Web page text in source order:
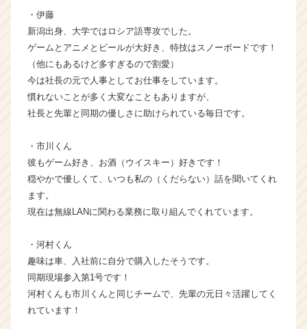
|
ン
チ
ャ
ー・
成
か
ら
カ
が
く
就
・伊藤
新潟出身、大学ではロシア語専攻でした。
ゲームとアニメとビールが大好き、特技はスノーボードです！
（他にもあるけど多すぎるので割愛）
今は社長の元で人事としてお仕事をしています。
慣れないことが多く大変なこともありますが、
社長と先輩と同期の優しさに助けられている毎日です。
・市川くん
彼もゲーム好き、お酒（ウイスキー）好きです！
穏やかで優しくて、いつも私の（くだらない）話を聞いてくれ
ます。
現在は無線LANに関わる業務に取り組んでくれています。
・河村くん
趣味は車、入社前に自分で購入したそうです。
同期現場参入第1号です！
河村くんも市川くんと同じチームで、先輩の元日々活躍してく
れています！